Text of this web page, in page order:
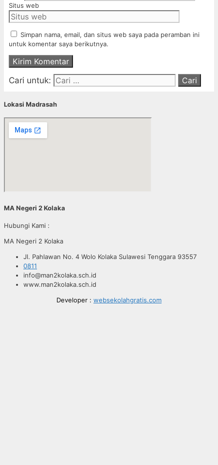
Situs web
Simpan nama, email, dan situs web saya pada peramban ini
untuk komentar saya berikutnya.
Cari untuk:
Lokasi Madrasah
MA Negeri 2 Kolaka
Hubungi Kami :
MA Negeri 2 Kolaka
Jl. Pahlawan No. 4 Wolo Kolaka Sulawesi Tenggara 93557
0811
info@man2kolaka.sch.id
www.man2kolaka.sch.id
Developer : websekolahgratis.com